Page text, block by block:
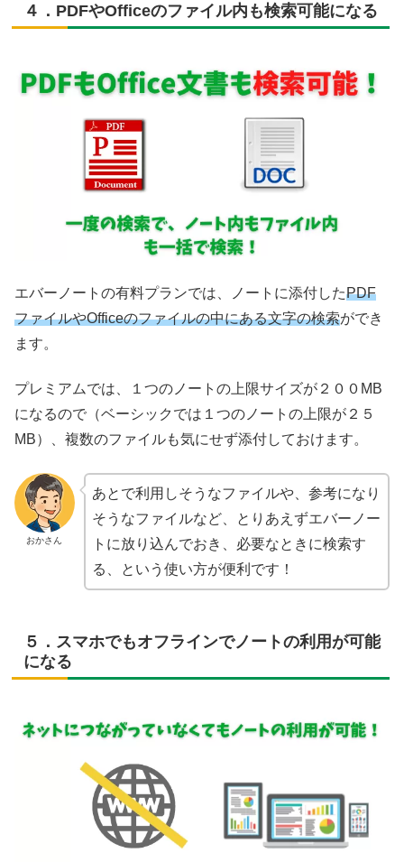
４．PDFやOfficeのファイル内も検索可能になる
エバーノートの有料プランでは、ノートに添付したPDF
ファイルやOfficeのファイルの中にある文字の検索ができ
ます。
プレミアムでは、１つのノートの上限サイズが２００MB
になるので（ベーシックでは１つのノートの上限が２５
MB）、複数のファイルも気にせず添付しておけます。
おかさん
あとで利用しそうなファイルや、参考になり
そうなファイルなど、とりあえずエバーノー
トに放り込んでおき、必要なときに検索す
る、という使い方が便利です！
５．スマホでもオフラインでノートの利用が可能
になる